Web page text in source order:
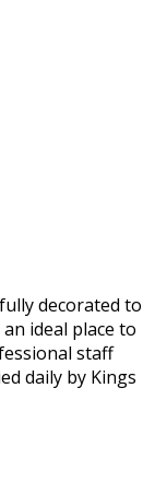
decorated to
ideal place to
staff
daily by Kings